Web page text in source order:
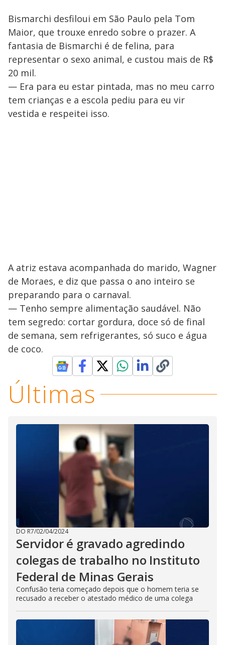
Bismarchi desfiloui em São Paulo pela Tom
Maior, que trouxe enredo sobre o prazer. A
fantasia de Bismarchi é de felina, para
representar o sexo animal, e custou mais de R$
20 mil.
— Era para eu estar pintada, mas no meu carro
tem crianças e a escola pediu para eu vir
vestida e respeitei isso.
A atriz estava acompanhada do marido, Wagner
de Moraes, e diz que passa o ano inteiro se
preparando para o carnaval.
— Tenho sempre alimentação saudável. Não
tem segredo: cortar gordura, doce só de final
de semana, sem refrigerantes, só suco e água
de coco.
Últimas
DO R7/02/04/2024
Servidor é gravado agredindo
colegas de trabalho no Instituto
Federal de Minas Gerais
Confusão teria começado depois que o homem teria se
recusado a receber o atestado médico de uma colega